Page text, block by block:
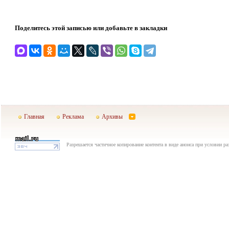
Поделитесь этой записью или добавьте в закладки
Главная Реклама Архивы
Разрешается частичное копирование контента в виде анонса при условии